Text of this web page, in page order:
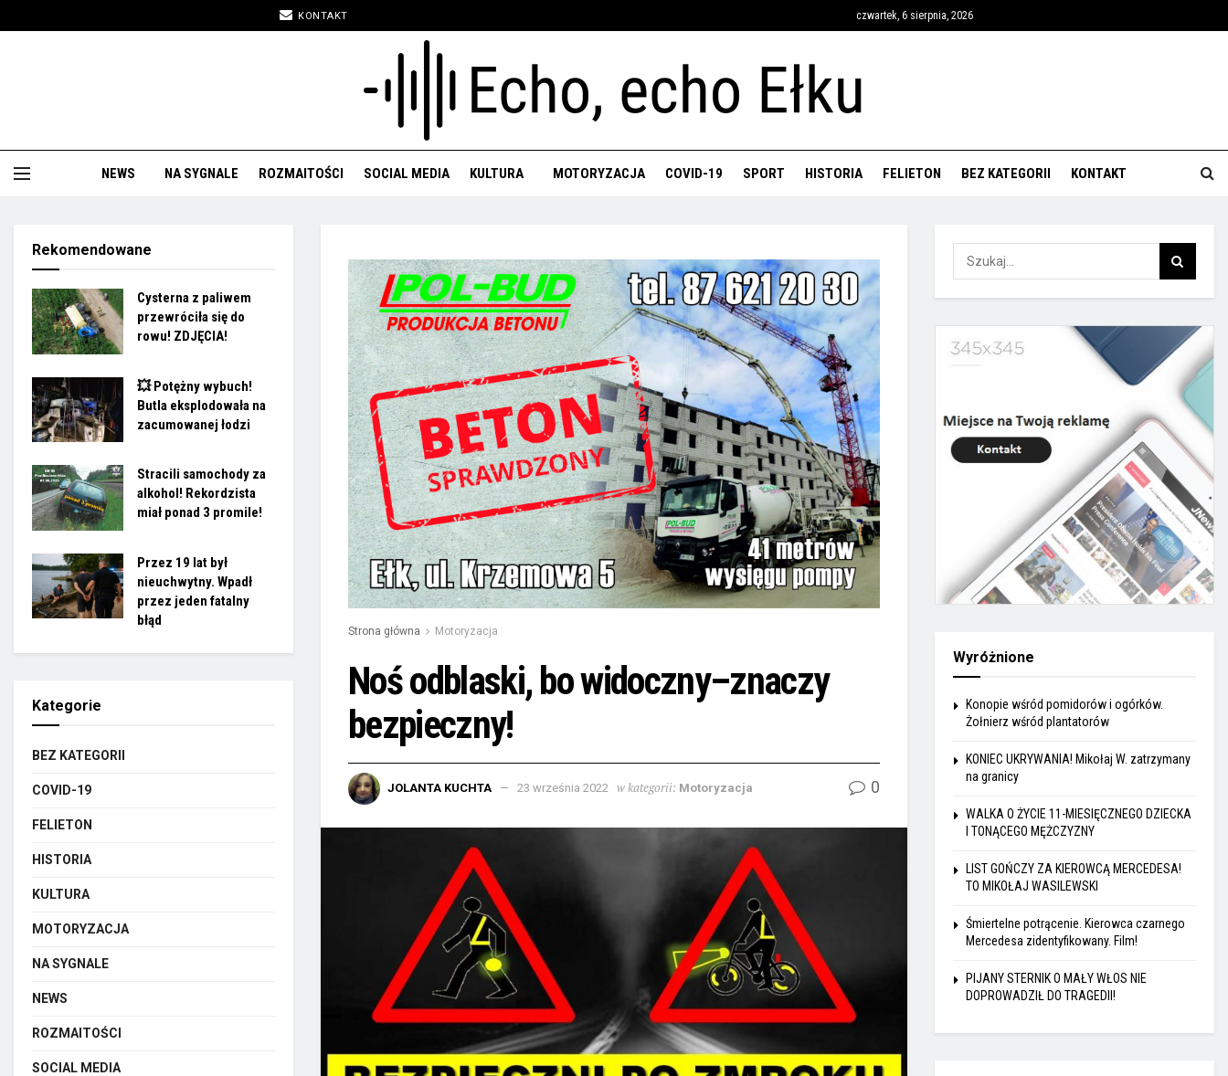
KONTAKT czwartek, 6 sierpnia, 2026
NEWS NA SYGNALE ROZMAITOŚCI SOCIAL MEDIA KULTURA MOTORYZACJA COVID-19 SPORT HISTORIA FELIETON BEZ KATEGORII KONTAKT
Strona główna Motoryzacja
Noś odblaski, bo widoczny–znaczy
bezpieczny!
JOLANTA KUCHTA 23 września 2022 w kategorii: Motoryzacja 0
Rekomendowane
Cysterna z paliwem
przewróciła się do
rowu! ZDJĘCIA!
💥 Potężny wybuch!
Butla eksplodowała na
zacumowanej łodzi
Stracili samochody za
alkohol! Rekordzista
miał ponad 3 promile!
Przez 19 lat był
nieuchwytny. Wpadł
przez jeden fatalny
błąd
Kategorie
BEZ KATEGORII
COVID-19
FELIETON
HISTORIA
KULTURA
MOTORYZACJA
NA SYGNALE
NEWS
ROZMAITOŚCI
SOCIAL MEDIA
Wyróżnione
Konopie wśród pomidorów i ogórków.
Żołnierz wśród plantatorów
KONIEC UKRYWANIA! Mikołaj W. zatrzymany
na granicy
WALKA O ŻYCIE 11-MIESIĘCZNEGO DZIECKA
I TONĄCEGO MĘŻCZYZNY
LIST GOŃCZY ZA KIEROWCĄ MERCEDESA!
TO MIKOŁAJ WASILEWSKI
Śmiertelne potrącenie. Kierowca czarnego
Mercedesa zidentyfikowany. Film!
PIJANY STERNIK O MAŁY WŁOS NIE
DOPROWADZIŁ DO TRAGEDII!